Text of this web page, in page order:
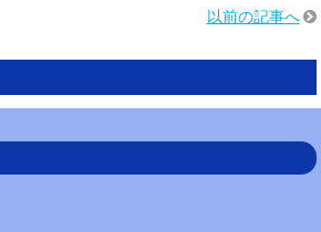
以前の記事へ